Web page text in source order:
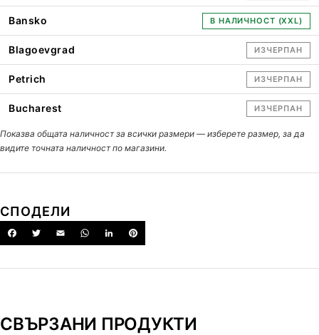
Bansko В НАЛИЧНОСТ (XXL)
Blagoevgrad ИЗЧЕРПАН
Petrich ИЗЧЕРПАН
Bucharest ИЗЧЕРПАН
Показва общата наличност за всички размери — изберете размер, за да
видите точната наличност по магазини.
СПОДЕЛИ
СВЪРЗАНИ ПРОДУКТИ